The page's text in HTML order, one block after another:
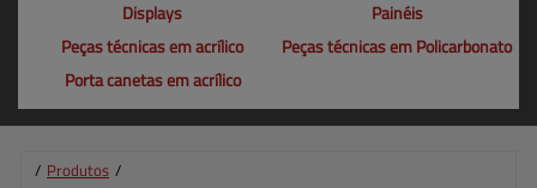
Displays
Painéis
Peças técnicas em acrílico
Peças técnicas em Policarbonato
Porta canetas em acrílico
/ Produtos /